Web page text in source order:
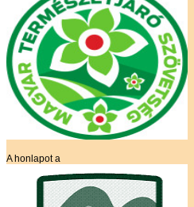
A honlapot a